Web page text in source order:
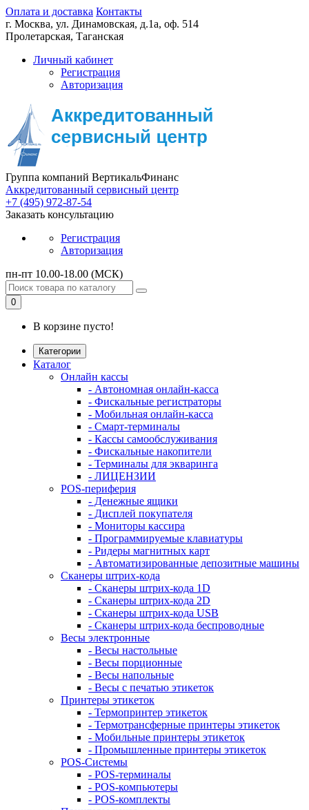
Оплата и доставка Контакты
г. Москва, ул. Динамовская, д.1а, оф. 514
Пролетарская, Таганская
Личный кабинет
Регистрация
Авторизация
Группа компаний ВертикальФинанс
Аккредитованный сервисный центр
+7 (495) 972-87-54
Заказать консультацию
Регистрация
Авторизация
пн-пт 10.00-18.00 (МСК)
0
В корзине пусто!
Категории
Каталог
Онлайн кассы
- Автономная онлайн-касса
- Фискальные регистраторы
- Мобильная онлайн-касса
- Смарт-терминалы
- Кассы самообслуживания
- Фискальные накопители
- Терминалы для экваринга
- ЛИЦЕНЗИИ
POS-периферия
- Денежные ящики
- Дисплей покупателя
- Мониторы кассира
- Программируемые клавиатуры
- Ридеры магнитных карт
- Автоматизированные депозитные машины
Сканеры штрих-кода
- Сканеры штрих-кода 1D
- Сканеры штрих-кода 2D
- Сканеры штрих-кода USB
- Сканеры штрих-кода беспроводные
Весы электронные
- Весы настольные
- Весы порционные
- Весы напольные
- Весы с печатью этикеток
Принтеры этикеток
- Термопринтер этикеток
- Термотрансферные принтеры этикеток
- Мобильные принтеры этикеток
- Промышленные принтеры этикеток
POS-Системы
- POS-терминалы
- POS-компьютеры
- POS-комплекты